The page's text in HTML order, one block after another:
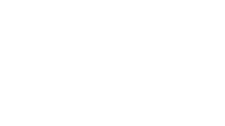
karcie